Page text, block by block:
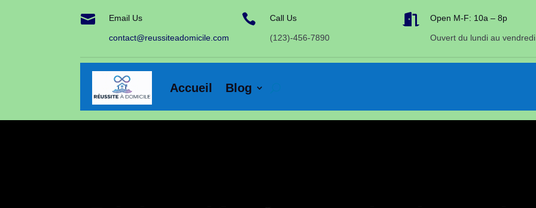
 Email Us
contact@reussiteadomicile.com
 Call Us
(123)-456-7890
 Open M-F: 10a – 8p
Ouvert du lundi au vendredi
Accueil Blog